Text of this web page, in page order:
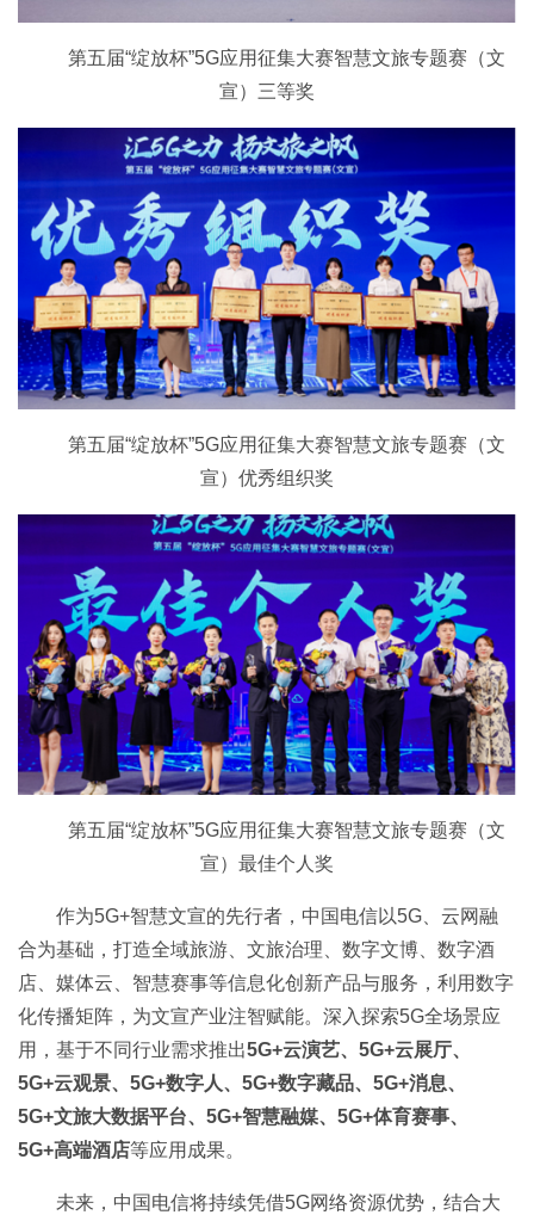
第五届“绽放杯”5G应用征集大赛智慧文旅专题赛（文
宣）三等奖
第五届“绽放杯”5G应用征集大赛智慧文旅专题赛（文
宣）优秀组织奖
第五届“绽放杯”5G应用征集大赛智慧文旅专题赛（文
宣）最佳个人奖
作为5G+智慧文宣的先行者，中国电信以5G、云网融
合为基础，打造全域旅游、文旅治理、数字文博、数字酒
店、媒体云、智慧赛事等信息化创新产品与服务，利用数字
化传播矩阵，为文宣产业注智赋能。深入探索5G全场景应
用，基于不同行业需求推出5G+云演艺、5G+云展厅、
5G+云观景、5G+数字人、5G+数字藏品、5G+消息、
5G+文旅大数据平台、5G+智慧融媒、5G+体育赛事、
5G+高端酒店等应用成果。
未来，中国电信将持续凭借5G网络资源优势，结合大